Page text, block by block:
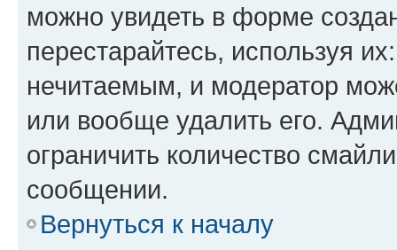
можно увидеть в форме
перестарайтесь, используя
нечитаемым, и модератор
или вообще удалить его.
ограничить количество
сообщении.
Вернуться к началу